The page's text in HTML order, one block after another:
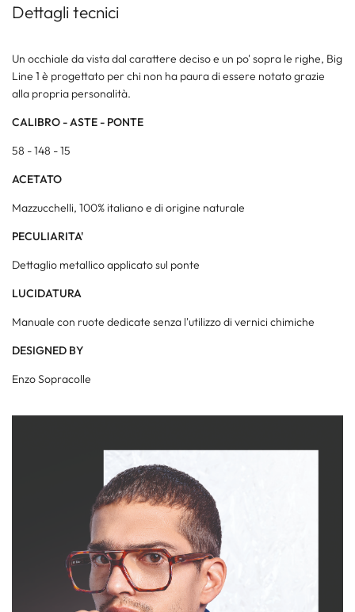
Dettagli tecnici
Un occhiale da vista dal carattere deciso e un po' sopra le righe, Big
Line 1 è progettato per chi non ha paura di essere notato grazie
alla propria personalità.
CALIBRO - ASTE - PONTE
58 - 148 - 15
ACETATO
Mazzucchelli, 100% italiano e di origine naturale
PECULIARITA'
Dettaglio metallico applicato sul ponte
LUCIDATURA
Manuale con ruote dedicate senza l'utilizzo di vernici chimiche
DESIGNED BY
Enzo Sopracolle